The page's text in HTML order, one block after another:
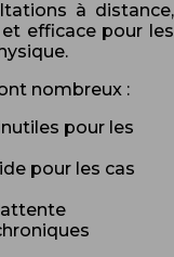
à distance,
efficace pour les
nombreux :
pour les
pour les cas